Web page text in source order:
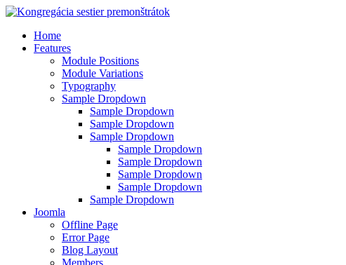
Home
Features
Module Positions
Module Variations
Typography
Sample Dropdown
Sample Dropdown
Sample Dropdown
Sample Dropdown
Sample Dropdown
Sample Dropdown
Sample Dropdown
Sample Dropdown
Sample Dropdown
Joomla
Offline Page
Error Page
Blog Layout
Members